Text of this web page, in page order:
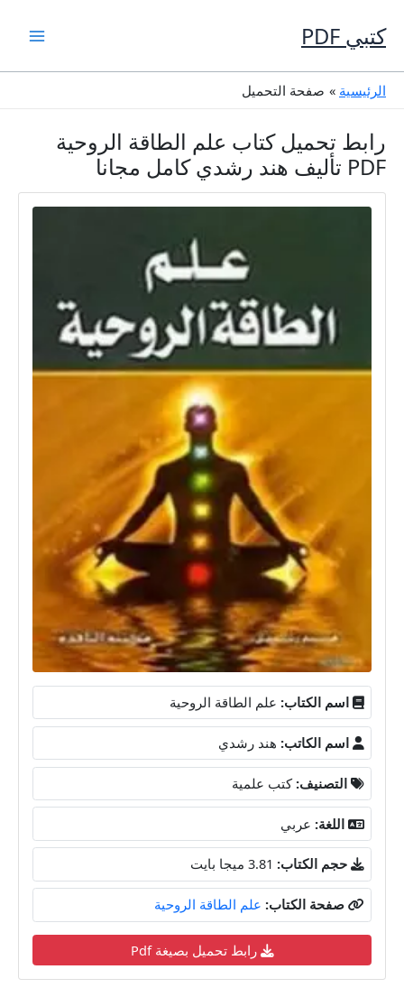
إلى
المحتوى
كتبي PDF
الرئيسية صفحة التحميل
رابط تحميل كتاب علم الطاقة الروحية
PDF تأليف هند رشدي كامل مجانا
اسم الكتاب: علم الطاقة الروحية
اسم الكاتب: هند رشدي
التصنيف: كتب علمية
اللغة: عربي
حجم الكتاب: 3.81 ميجا بايت
صفحة الكتاب: علم الطاقة الروحية
رابط تحميل بصيغة Pdf